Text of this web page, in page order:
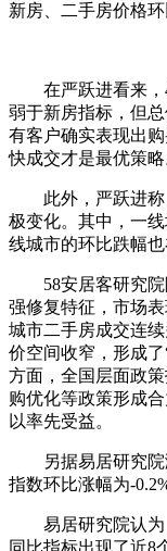
新房、二手房价格
在严跃进看来，4
弱于新房指标，但
有客户确实表现出
快成交才是最优策略
此外，严跃进称
极变化。其中，一
线城市的环比跌幅也
58安居客研究院
强修复特征，市场
城市二手房成交连
价空间收窄，形成
方面，全国层面政
购优化等政策形成
以率先受益。
另据易居研究院
指数环比涨幅为-
易居研究院认为
同比指标出现了近8